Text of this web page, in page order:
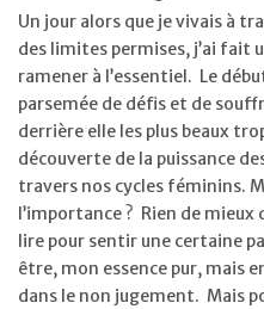
Un jour alors que je vivais à
des limites permises, j’ai fait
ramener à l’essentiel. Le
parsemée de défis et de
derrière elle les plus beaux
découverte de la puissance
travers nos cycles féminins.
l’importance ? Rien de
lire pour sentir une certaine
être, mon essence pur, mais
dans le non jugement. Mais